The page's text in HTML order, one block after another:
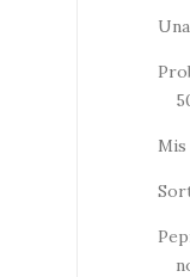
Mis